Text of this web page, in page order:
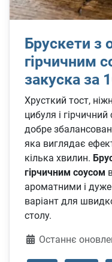
Брускети з
гірчичним
закуска за
Хрусткий тост,
цибуля і
добре
яка виглядає
кілька хвилин.
гірчичним соусом
ароматними і
варіант для
столу.
ДеталіОстаннє